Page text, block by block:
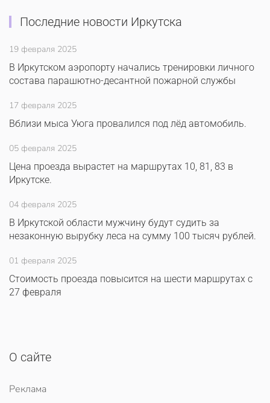
Последние новости Иркутска
19 февраля 2025
В Иркутском аэропорту начались тренировки личного
состава парашютно-десантной пожарной службы
17 февраля 2025
Вблизи мыса Уюга провалился под лёд автомобиль.
05 февраля 2025
Цена проезда вырастет на маршрутах 10, 81, 83 в
Иркутске.
04 февраля 2025
В Иркутской области мужчину будут судить за
незаконную вырубку леса на сумму 100 тысяч рублей.
01 февраля 2025
Стоимость проезда повысится на шести маршрутах с
27 февраля
О сайте
Реклама